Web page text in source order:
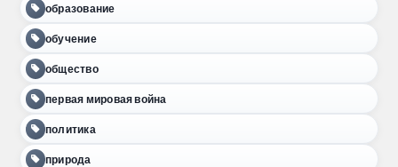
образование
обучение
общество
первая мировая война
политика
природа